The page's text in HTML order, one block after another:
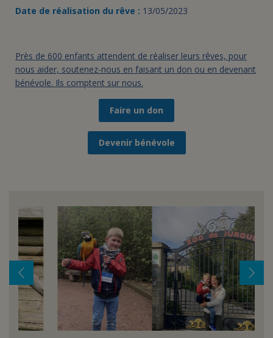
Date de réalisation du rêve : 13/05/2023
Près de 600 enfants attendent de réaliser leurs rêves, pour
nous aider, soutenez-nous en faisant un don ou en devenant
bénévole. Ils comptent sur nous.
Faire un don
Devenir bénévole